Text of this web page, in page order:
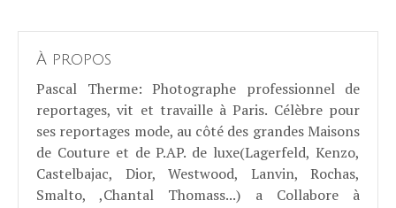
À propos
Pascal Therme: Photographe professionnel de
reportages, vit et travaille à Paris. Célèbre pour
ses reportages mode, au côté des grandes Maisons
de Couture et de P.AP. de luxe(Lagerfeld, Kenzo,
Castelbajac, Dior, Westwood, Lanvin, Rochas,
Smalto, ,Chantal Thomass...) a Collabore à